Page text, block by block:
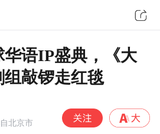
华语IP盛典，《大
敲锣走红毯
北京市